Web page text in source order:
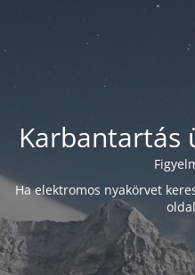
Karbantartás
Ha elektromos nyakörvet